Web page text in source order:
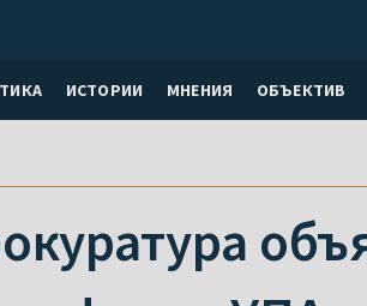
ИСТОРИИ МНЕНИЯ ОБЪЕКТИВ